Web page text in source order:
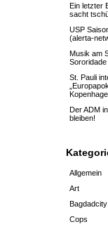
Ein letzter
sacht
USP
(alerta-
Musik am
Sororidade
St. Pauli
Der ADM
bleiben!
Allgemein
Art
Bagdadcity
Cops